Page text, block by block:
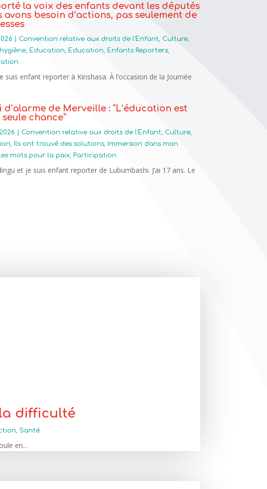
la voix des enfants devant les députés
avons besoin d’actions, pas seulement de
Convention relative aux droits de l'Enfant, Culture,
, Education, Education, Enfants Reporters,
suis enfant reporter à Kinshasa. À l’occasion de la Journée
d’alarme de Merveille : “L’éducation est
chance”
Convention relative aux droits de l'Enfant, Culture,
, Ils ont trouvé des solutions, Immersion dans mon
mots pour la paix, Participation
et je suis enfant reporter de Lubumbashi. J’ai 17 ans. Le
difficulté
, Santé
en...